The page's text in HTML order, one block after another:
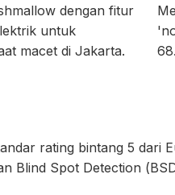
dengan fitur
untuk
macet di Jakarta.
rating bintang 5 dari
Blind Spot Detection